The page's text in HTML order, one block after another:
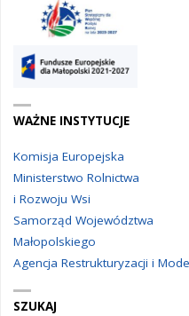
WAŻNE INSTYTUCJE
Komisja Europejska
Ministerstwo Rolnictwa
i Rozwoju Wsi
Samorząd Województwa
Małopolskiego
Agencja Restrukturyzacji i
SZUKAJ